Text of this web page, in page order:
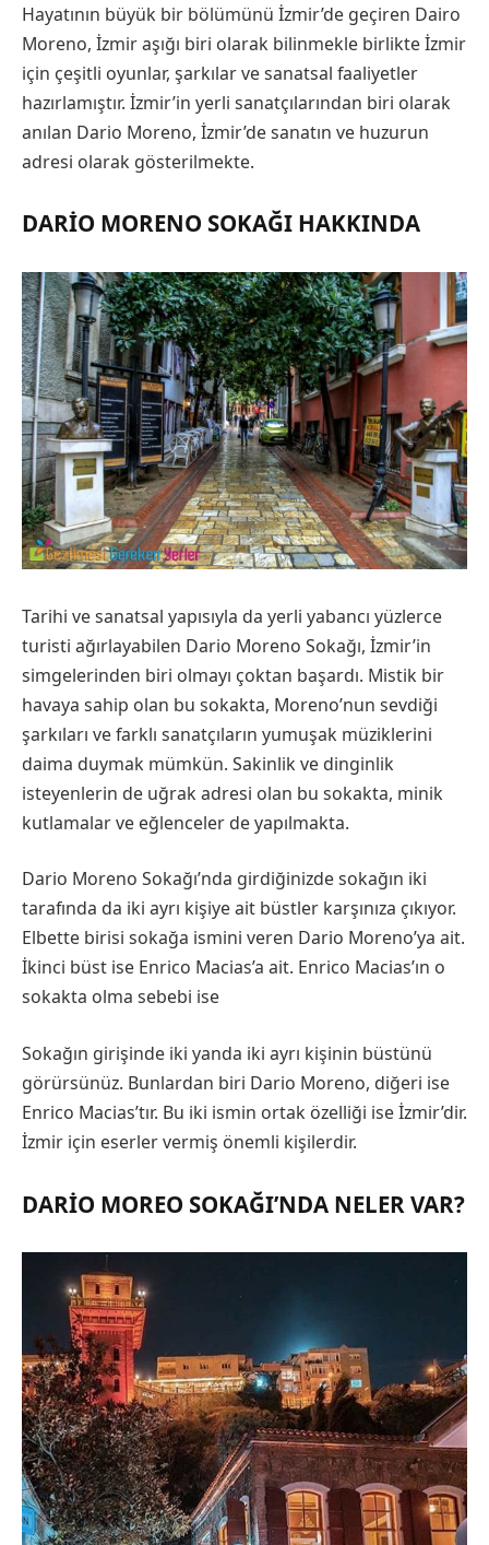
Hayatının büyük bir bölümünü İzmir’de geçiren Dairo
Moreno, İzmir aşığı biri olarak bilinmekle birlikte İzmir
için çeşitli oyunlar, şarkılar ve sanatsal faaliyetler
hazırlamıştır. İzmir’in yerli sanatçılarından biri olarak
anılan Dario Moreno, İzmir’de sanatın ve huzurun
adresi olarak gösterilmekte.
DARIO MORENO SOKAĞI HAKKINDA
Tarihi ve sanatsal yapısıyla da yerli yabancı yüzlerce
turisti ağırlayabilen Dario Moreno Sokağı, İzmir’in
simgelerinden biri olmayı çoktan başardı. Mistik bir
havaya sahip olan bu sokakta, Moreno’nun sevdiği
şarkıları ve farklı sanatçıların yumuşak müziklerini
daima duymak mümkün. Sakinlik ve dinginlik
isteyenlerin de uğrak adresi olan bu sokakta, minik
kutlamalar ve eğlenceler de yapılmakta.
Dario Moreno Sokağı’nda girdiğinizde sokağın iki
tarafında da iki ayrı kişiye ait büstler karşınıza çıkıyor.
Elbette birisi sokağa ismini veren Dario Moreno’ya ait.
İkinci büst ise Enrico Macias’a ait. Enrico Macias’ın o
sokakta olma sebebi ise
Sokağın girişinde iki yanda iki ayrı kişinin büstünü
görürsünüz. Bunlardan biri Dario Moreno, diğeri ise
Enrico Macias’tır. Bu iki ismin ortak özelliği ise İzmir’dir.
İzmir için eserler vermiş önemli kişilerdir.
DARIO MOREO SOKAĞI’NDA NELER VAR?